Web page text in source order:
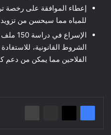
للمياه مما سيحسن من تزويد
الشروط القانونية،
الفلاحين مما يمكن من دعم